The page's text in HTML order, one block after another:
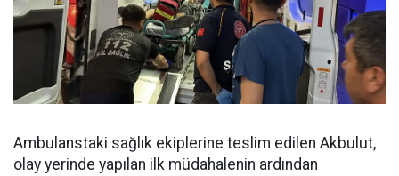
Ambulanstaki sağlık ekiplerine teslim edilen Akbulut,
olay yerinde yapılan ilk müdahalenin ardından